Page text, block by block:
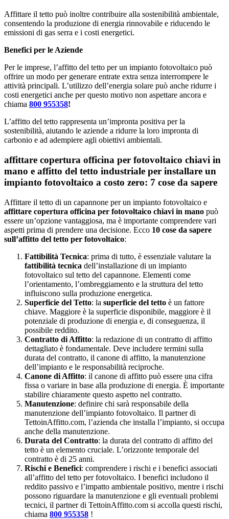
Affittare il tetto può inoltre contribuire alla sostenibilità ambientale,
consentendo la produzione di energia rinnovabile e riducendo le
emissioni di gas serra e i costi energetici.
Benefici per le Aziende
Per le imprese, l’affitto del tetto per un impianto fotovoltaico può
offrire un modo per generare entrate extra senza interrompere le
attività principali. L’utilizzo dell’energia solare può anche ridurre i
costi energetici anche per questo motivo non aspettare ancora e
chiama 800 955358!
L’affitto del tetto rappresenta un’impronta positiva per la
sostenibilità, aiutando le aziende a ridurre la loro impronta di
carbonio e ad adempiere agli obiettivi ambientali.
affittare copertura officina per fotovoltaico chiavi in
mano e affitto del tetto industriale per installare un
impianto fotovoltaico a costo zero: 7 cose da sapere
Affittare il tetto di un capannone per un impianto fotovoltaico e
affittare copertura officina per fotovoltaico chiavi in mano può
essere un’opzione vantaggiosa, ma è importante comprendere vari
aspetti prima di prendere una decisione. Ecco 10 cose da sapere
sull’affitto del tetto per fotovoltaico:
Fattibilità Tecnica: prima di tutto, è essenziale valutare la
fattibilità tecnica dell’installazione di un impianto
fotovoltaico sul tetto del capannone. Elementi come
l’orientamento, l’ombreggiamento e la struttura del tetto
influiscono sulla produzione energetica.
Superficie del Tetto: la superficie del tetto è un fattore
chiave. Maggiore è la superficie disponibile, maggiore è il
potenziale di produzione di energia e, di conseguenza, il
possibile reddito.
Contratto di Affitto: la redazione di un contratto di affitto
dettagliato è fondamentale. Deve includere termini sulla
durata del contratto, il canone di affitto, la manutenzione
dell’impianto e le responsabilità reciproche.
Canone di Affitto: il canone di affitto può essere una cifra
fissa o variare in base alla produzione di energia. È importante
stabilire chiaramente questo aspetto nel contratto.
Manutenzione: definire chi sarà responsabile della
manutenzione dell’impianto fotovoltaico. Il partner di
TettoinAffitto.com, l’azienda che installa l’impianto, si occupa
anche della manutenzione.
Durata del Contratto: la durata del contratto di affitto del
tetto è un elemento cruciale. L’orizzonte temporale del
contratto è di 25 anni.
Rischi e Benefici: comprendere i rischi e i benefici associati
all’affitto del tetto per fotovoltaico. I benefici includono il
reddito passivo e l’impatto ambientale positivo, mentre i rischi
possono riguardare la manutenzione e gli eventuali problemi
tecnici, il partner di TettoinAffitto.com si accolla questi rischi,
chiama 800 955358 !